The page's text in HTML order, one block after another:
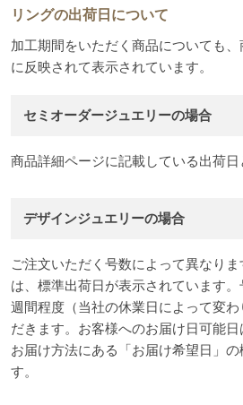
リングの出荷日について
加工期間をいただく商品についても
に反映されて表示されています。
セミオーダージュエリーの場合
商品詳細ページに記載している出荷日
デザインジュエリーの場合
ご注文いただく号数によって異なり
は、標準出荷日が表示されています
週間程度（当社の休業日によって変
だきます。お客様へのお届け日可能
お届け方法にある「お届け希望日」
す。